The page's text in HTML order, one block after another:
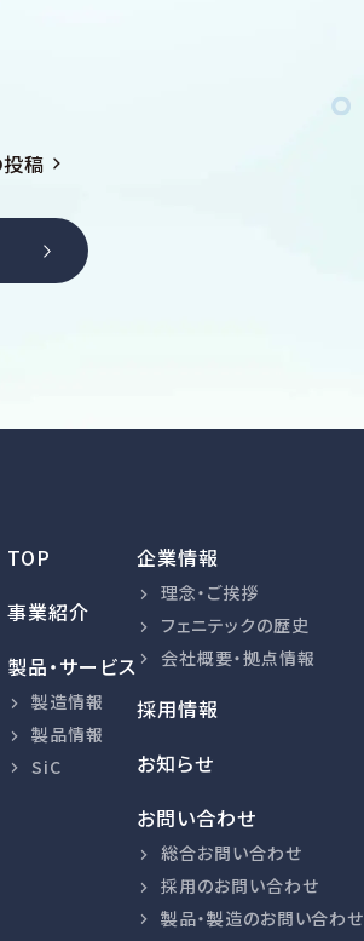
稿
TOP
事業紹介
製品・サービス
製造情報
製品情報
SiC
企業情報
理念・ご挨拶
フェニテックの歴史
会社概要・拠点情報
採用情報
お知らせ
お問い合わせ
総合お問い合わせ
採用のお問い合わせ
製品・製造のお問い合わせ